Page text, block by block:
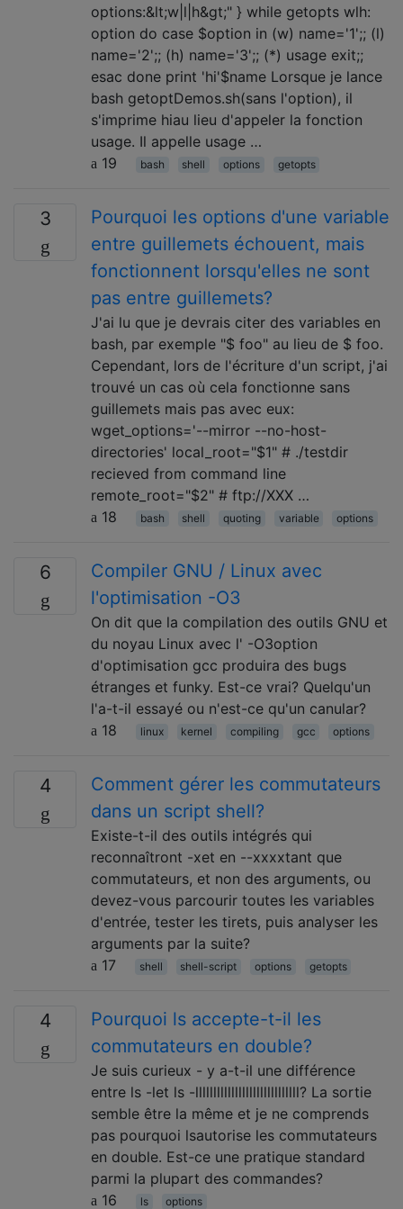
options:&lt;w|l|h&gt;" } while getopts wlh:
option do case $option in (w) name='1';; (l)
name='2';; (h) name='3';; (*) usage exit;;
esac done print 'hi'$name Lorsque je lance
bash getoptDemos.sh(sans l'option), il
s'imprime hiau lieu d'appeler la fonction
usage. Il appelle usage …
19
bash shell options getopts
3
Pourquoi les options d'une variable
entre guillemets échouent, mais
fonctionnent lorsqu'elles ne sont
pas entre guillemets?
J'ai lu que je devrais citer des variables en
bash, par exemple "$ foo" au lieu de $ foo.
Cependant, lors de l'écriture d'un script, j'ai
trouvé un cas où cela fonctionne sans
guillemets mais pas avec eux:
wget_options='--mirror --no-host-
directories' local_root="$1" # ./testdir
recieved from command line
remote_root="$2" # ftp://XXX …
18
bash shell quoting variable options
6
Compiler GNU / Linux avec
l'optimisation -O3
On dit que la compilation des outils GNU et
du noyau Linux avec l' -O3option
d'optimisation gcc produira des bugs
étranges et funky. Est-ce vrai? Quelqu'un
l'a-t-il essayé ou n'est-ce qu'un canular?
18
linux kernel compiling gcc options
4
Comment gérer les commutateurs
dans un script shell?
Existe-t-il des outils intégrés qui
reconnaîtront -xet en --xxxxtant que
commutateurs, et non des arguments, ou
devez-vous parcourir toutes les variables
d'entrée, tester les tirets, puis analyser les
arguments par la suite?
17
shell shell-script options getopts
4
Pourquoi ls accepte-t-il les
commutateurs en double?
Je suis curieux - y a-t-il une différence
entre ls -let ls -lllllllllllllllllllllllllllll? La sortie
semble être la même et je ne comprends
pas pourquoi lsautorise les commutateurs
en double. Est-ce une pratique standard
parmi la plupart des commandes?
16
ls options